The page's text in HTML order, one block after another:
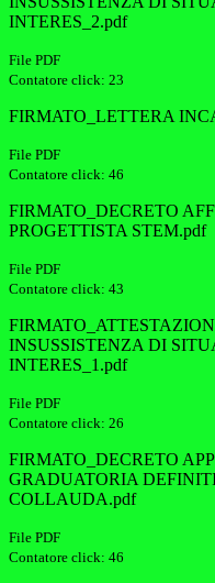
INTERES_2.pdf
File PDF
Contatore click: 23
FIRMATO_LETTERA
File PDF
Contatore click: 46
FIRMATO_DECRETO
PROGETTISTA STEM.pdf
File PDF
Contatore click: 43
INSUSSISTENZA DI
INTERES_1.pdf
File PDF
Contatore click: 26
FIRMATO_DECRETO
GRADUATORIA
COLLAUDA.pdf
File PDF
Contatore click: 46